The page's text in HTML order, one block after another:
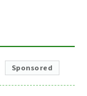
Sponsored